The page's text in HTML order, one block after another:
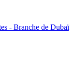
- Branche de Dubaï